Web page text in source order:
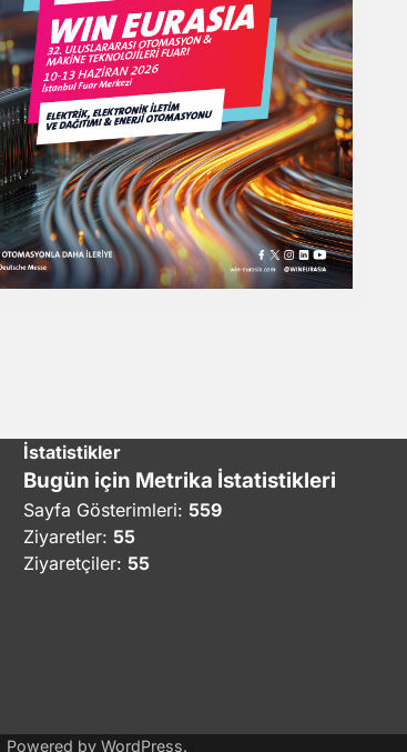
İstatistikler
Bugün için Metrika İstatistikleri
Sayfa Gösterimleri: 559
Ziyaretler: 55
Ziyaretçiler: 55
| Powered by WordPress.